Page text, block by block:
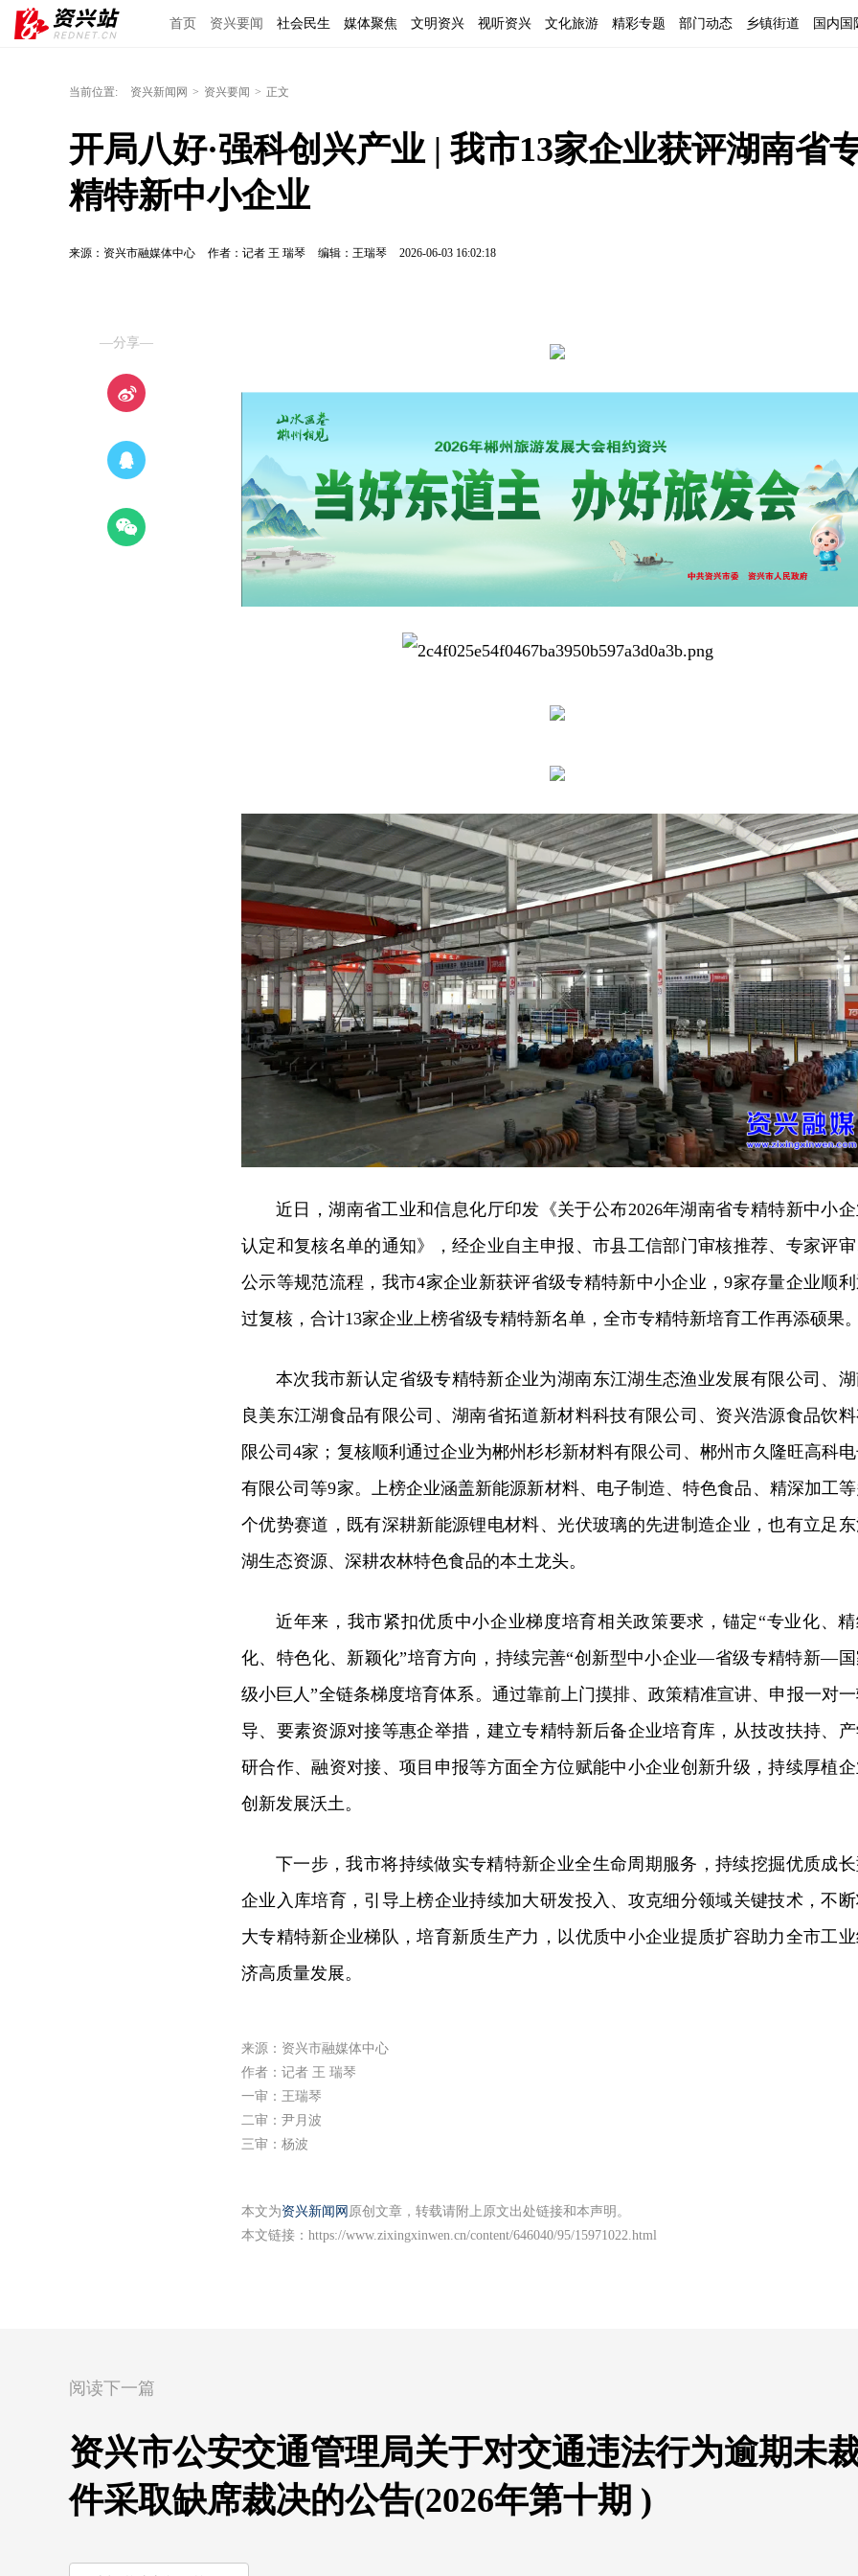
首页 资兴要闻 社会民生 媒体聚焦 文明资兴 视听资兴 文化旅游 精彩专题 部门动态 乡镇街道 国内国
当前位置: 资兴新闻网 > 资兴要闻 > 正文
开局八好·强科创兴产业 | 我市13家企业获评湖南省
精特新中小企业
来源：资兴市融媒体中心 作者：记者 王 瑞琴 编辑：王瑞琴 2026-06-03 16:02:18
—分享—
近日，湖南省工业和信息化厅印发《关于公布2026年湖南省专精特新中小
认定和复核名单的通知》，经企业自主申报、市县工信部门审核推荐、专家评
公示等规范流程，我市4家企业新获评省级专精特新中小企业，9家存量企业顺
过复核，合计13家企业上榜省级专精特新名单，全市专精特新培育工作再添硕果
本次我市新认定省级专精特新企业为湖南东江湖生态渔业发展有限公司、
良美东江湖食品有限公司、湖南省拓道新材料科技有限公司、资兴浩源食品饮
限公司4家；复核顺利通过企业为郴州杉杉新材料有限公司、郴州市久隆旺高科
有限公司等9家。上榜企业涵盖新能源新材料、电子制造、特色食品、精深加工
个优势赛道，既有深耕新能源锂电材料、光伏玻璃的先进制造企业，也有立足
湖生态资源、深耕农林特色食品的本土龙头。
近年来，我市紧扣优质中小企业梯度培育相关政策要求，锚定“专业化、
化、特色化、新颖化”培育方向，持续完善“创新型中小企业—省级专精特新—
级小巨人”全链条梯度培育体系。通过靠前上门摸排、政策精准宣讲、申报一对
导、要素资源对接等惠企举措，建立专精特新后备企业培育库，从技改扶持、
研合作、融资对接、项目申报等方面全方位赋能中小企业创新升级，持续厚植
创新发展沃土。
下一步，我市将持续做实专精特新企业全生命周期服务，持续挖掘优质成
企业入库培育，引导上榜企业持续加大研发投入、攻克细分领域关键技术，不
大专精特新企业梯队，培育新质生产力，以优质中小企业提质扩容助力全市工
济高质量发展。
来源：资兴市融媒体中心
作者：记者 王 瑞琴
一审：王瑞琴
二审：尹月波
三审：杨波
本文为资兴新闻网 原创文章，转载请附上原文出处链接和本声明。
本文链接： https://www.zixingxinwen.cn/content/646040/95/15971022.html
阅读下一篇
资兴市公安交通管理局关于对交通违法行为逾期未
件采取缺席裁决的公告(2026年第十期 )